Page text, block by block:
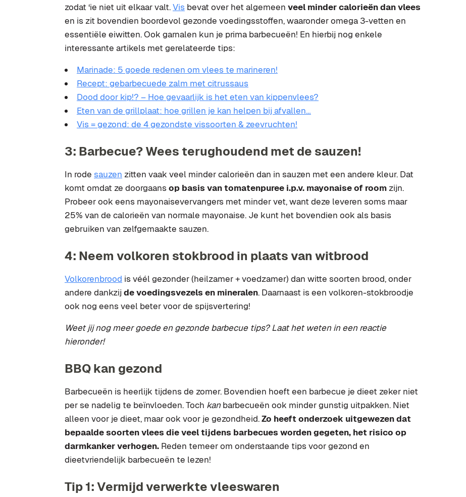
zodat ‘ie niet uit elkaar valt.Vis bevat over het algemeen veel minder calorieën dan vlees
en is zit bovendien boordevol gezonde voedingsstoffen, waaronder omega 3-vetten en
essentiële eiwitten. Ook garnalen kun je prima barbecueën! En hierbij nog enkele
interessante artikels met gerelateerde tips:
Marinade: 5 goede redenen om vlees te marineren!
Recept: gebarbecuede zalm met citrussaus
Dood door kip!? – Hoe gevaarlijk is het eten van kippenvlees?
Eten van de grillplaat: hoe grillen je kan helpen bij afvallen…
Vis = gezond: de 4 gezondste vissoorten & zeevruchten!
3: Barbecue? Wees terughoudend met de sauzen!
In rode sauzen zitten vaak veel minder calorieën dan in sauzen met een andere kleur. Dat
komt omdat ze doorgaansop basis van tomatenpuree i.p.v. mayonaise of room zijn.
Probeer ook eens mayonaisevervangers met minder vet, want deze leveren soms maar
25% van de calorieën van normale mayonaise. Je kunt het bovendien ook als basis
gebruiken van zelfgemaakte sauzen.
4: Neem volkoren stokbrood in plaats van witbrood
Volkorenbrood is véél gezonder (heilzamer + voedzamer) dan witte soorten brood, onder
andere dankzij de voedingsvezels en mineralen. Daarnaast is een volkoren-stokbroodje
ook nog eens veel beter voor de spijsvertering!
Weet jij nog meer goede en gezonde barbecue tips? Laat het weten in een reactie
hieronder!
BBQ kan gezond
Barbecueën is heerlijk tijdens de zomer. Bovendien hoeft een barbecue je dieet zeker niet
per se nadelig te beïnvloeden. Toch kan barbecueën ook minder gunstig uitpakken. Niet
alleen voor je dieet, maar ook voor je gezondheid.Zo heeft onderzoek uitgewezen dat
bepaalde soorten vlees die veel tijdens barbecues worden gegeten, het risico op
darmkanker verhogen. Reden temeer om onderstaande tips voor gezond en
dieetvriendelijk barbecueën te lezen!
Tip 1: Vermijd verwerkte vleeswaren